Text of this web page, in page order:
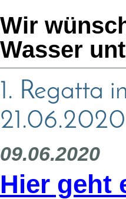
Wir
Wasser
1. Regatta
21.06.2020
09.06.2020
Hier geht